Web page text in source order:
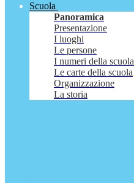
Scuola
Panoramica
Presentazione
I luoghi
Le persone
I numeri della scuola
Le carte della scuola
Organizzazione
La storia